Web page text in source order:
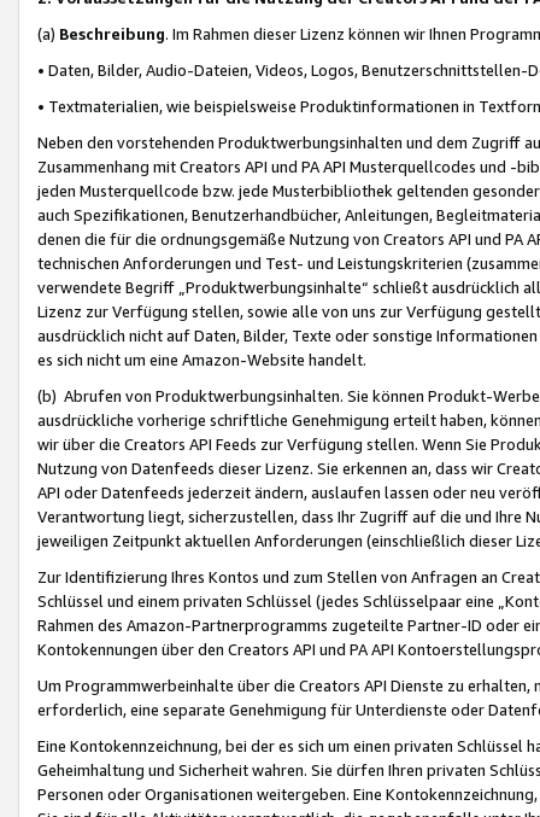
(a) Beschreibung. Im Rahmen dieser Lizenz können wir Ihnen
• Daten, Bilder, Audio-Dateien, Videos, Logos, Benutzerschnittstellen-
• Textmaterialien, wie beispielsweise Produktinformationen in
Neben den vorstehenden Produktwerbungsinhalten und dem Zugriff
Zusammenhang mit Creators API und PA API Musterquellcodes und
jeden Musterquellcode bzw. jede Musterbibliothek geltenden
auch Spezifikationen, Benutzerhandbücher, Anleitungen,
denen die für die ordnungsgemäße Nutzung von Creators API und PA
technischen Anforderungen und Test- und Leistungskriterien
verwendete Begriff „Produktwerbungsinhalte“ schließt ausdrücklich
Lizenz zur Verfügung stellen, sowie alle von uns zur Verfügung
ausdrücklich nicht auf Daten, Bilder, Texte oder sonstige
es sich nicht um eine Amazon-Website handelt.
(b) Abrufen von Produktwerbungsinhalten. Sie können Produkt-
ausdrückliche vorherige schriftliche Genehmigung erteilt haben,
wir über die Creators API Feeds zur Verfügung stellen. Wenn Sie
Nutzung von Datenfeeds dieser Lizenz. Sie erkennen an, dass wir
API oder Datenfeeds jederzeit ändern, auslaufen lassen oder neu
Verantwortung liegt, sicherzustellen, dass Ihr Zugriff auf die und Ihre
jeweiligen Zeitpunkt aktuellen Anforderungen (einschließlich dieser
Zur Identifizierung Ihres Kontos und zum Stellen von Anfragen an
Schlüssel und einem privaten Schlüssel (jedes Schlüsselpaar eine
Rahmen des Amazon-Partnerprogramms zugeteilte Partner-ID oder
Kontokennungen über den Creators API und PA API
Um Programmwerbeinhalte über die Creators API Dienste zu
erforderlich, eine separate Genehmigung für Unterdienste oder
Eine Kontokennzeichnung, bei der es sich um einen privaten
Geheimhaltung und Sicherheit wahren. Sie dürfen Ihren privaten
Personen oder Organisationen weitergeben. Eine